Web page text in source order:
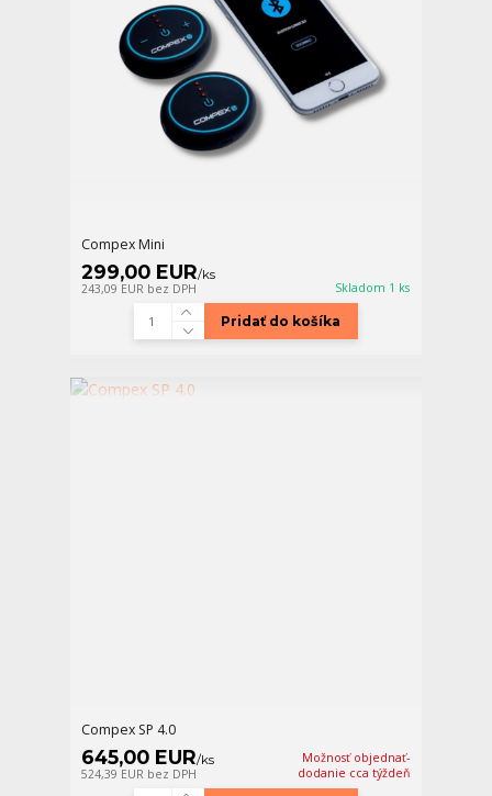
Compex Mini
299,00 EUR/ks
243,09 EUR bez DPH Skladom 1 ks
Pridať do košíka
Compex SP 4.0
645,00 EUR/ks
524,39 EUR bez DPH
Možnosť objednať-
dodanie cca týždeň